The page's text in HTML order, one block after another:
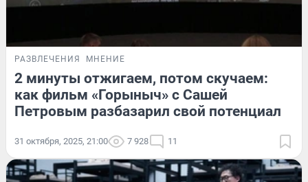
РАЗВЛЕЧЕНИЯ МНЕНИЕ
2 минуты отжигаем, потом скучаем:
как фильм «Горыныч» с Сашей
Петровым разбазарил свой потенциал
31 октября, 2025, 21:00 7 928 11